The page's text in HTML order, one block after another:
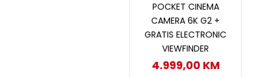
POCKET CINEMA
CAMERA 6K G2 +
GRATIS ELECTRONIC
VIEWFINDER
4.999,00 KM